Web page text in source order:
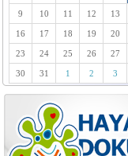
9 10 11 12 13
16 17 18 19 20
23 24 25 26 27
30 31 1 2 3